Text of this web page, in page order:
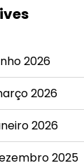
2026
2026
2026
2025